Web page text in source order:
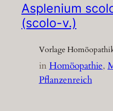
Asplenium
(scolo-v.)
Vorlage
inHomöopathie,
Pflanzenreich